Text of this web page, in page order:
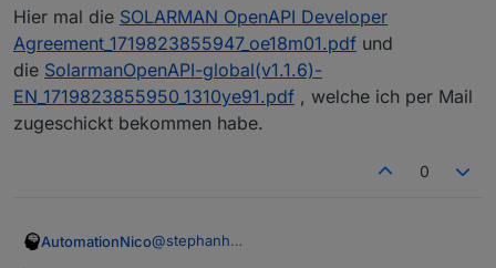
Hier mal die SOLARMAN OpenAPI Developer
Agreement_1719823855947_oe18m01.pdf und
die SolarmanOpenAPI-global(v1.1.6)-
EN_1719823855950_1310ye91.pdf , welche ich per Mail
zugeschickt bekommen habe.
0
AutomationNico@stephanh